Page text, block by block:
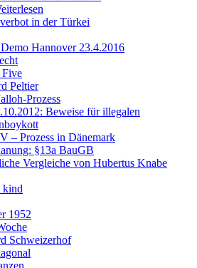
in der Türkei
Hannover 23.4.2016
Five
Peltier
Prozess
Beweise für illegalen
– Prozess in Dänemark
§13a BauGB
Vergleiche von Hubertus Knabe
kind
1952
Schweizerhof